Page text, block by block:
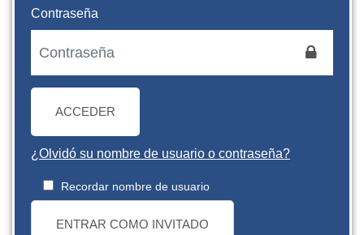
Contraseña
ACCEDER
¿Olvidó su nombre de usuario o contraseña?
Recordar nombre de usuario
ENTRAR COMO INVITADO